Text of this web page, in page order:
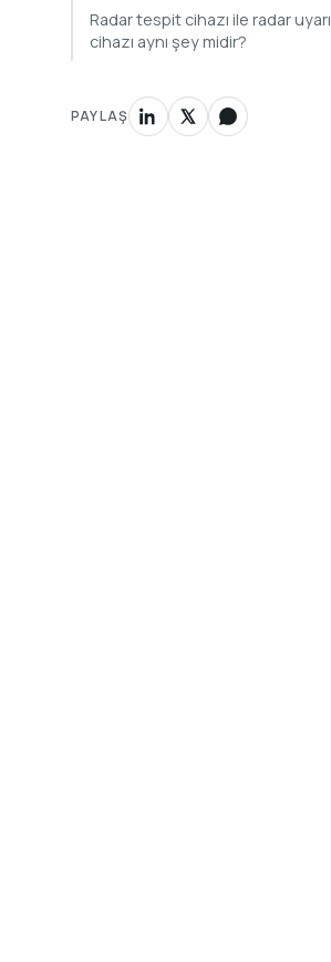
Radar tespit cihazı ile radar uyarı
cihazı aynı şey midir?
PAYLAŞ